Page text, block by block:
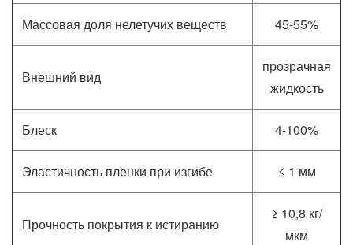
Массовая доля нелетучих веществ 45-55%
Внешний вид
прозрачная
жидкость
Блеск 4-100%
Эластичность пленки при изгибе ≤ 1 мм
Прочность покрытия к истиранию
≥ 10,8 кг/
мкм